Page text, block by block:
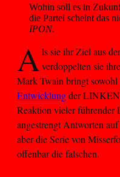
Wohin soll es in
die Partei scheint das
IPON.
Als sie ihr Ziel aus
verdoppelten sie
Mark Twain bringt
Entwicklungder LINKEN
Reaktion vieler führender
angestrengt Antworten
aber die Serie von
offenbar die falschen.